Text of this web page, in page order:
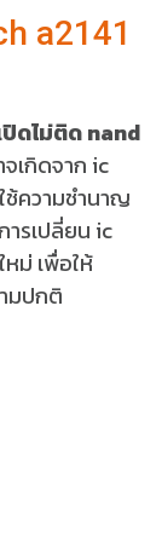
a2141
ดไม่ติด nand
เกิดจาก ic
ความชำนาญ
รเปลี่ยน ic
ม่ เพื่อให้
มปกติ